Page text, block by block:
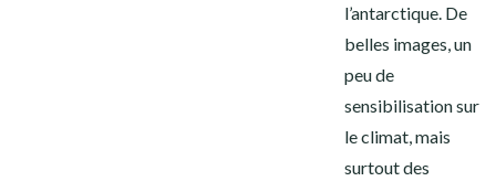
l’antarctique. De
belles images, un
peu de
sensibilisation sur
le climat, mais
surtout des